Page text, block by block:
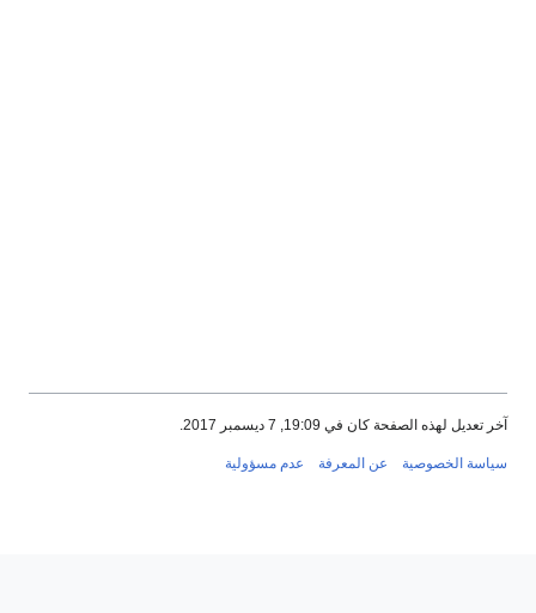
تعديل لهذه الصفحة كان في 19:09, 7 ديسمبر 2017.
الخصوصية عن المعرفة عدم مسؤولية